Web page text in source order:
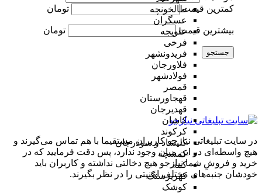
طالخونچه
عسگران
علویجه
فرخی
فریدونشهر
فلاورجان
فولادشهر
قمصر
قهجاورستان
قهدیرجان
کاشان
کرکوند
کلیشاد و سودرجان
کمشچه
کمه
کهریزسنگ
کوشک
کمترین قیمت
تومان
بیشترین قیمت تومان
جستجو
در سایت تبلیغاتی نیازجو کاربران مستقیما با هم تماس می‌گیرند و
هیچ واسطه‌ای در این میان وجود ندارد، پس دقت فرمایید که در
خرید و فروشِ شما نیازجو هیچ دخالتی نداشته و کاربران باید
خودشان جنبه‌های مختلف امنیتی را در نظر بگیرند.